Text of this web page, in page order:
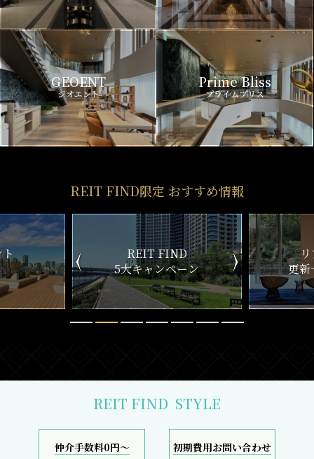
GEOENT
ジオエント
Prime Bliss
プライムブリス
REIT FIND限定 おすすめ情報
ン
リアルタイム
更新一覧チェック
新
REIT FIND STYLE
仲介手数料0円～ 初期費用お問い合わせ